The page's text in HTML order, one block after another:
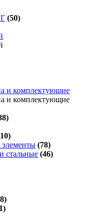
(50)
и комплектующие
и комплектующие
(78)
стальные (46)